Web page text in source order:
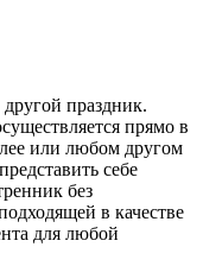
праздник.
прямо в
или любом другом
себе
без
в качестве
для любой